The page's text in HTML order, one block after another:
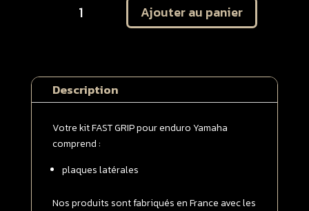
plaques
latérales
125
/
WR
YZE
Ajouter au panier
Description
Votre kit FAST GRIP pour enduro Yamaha
comprend :
plaques latérales
Nos produits sont fabriqués en France avec les